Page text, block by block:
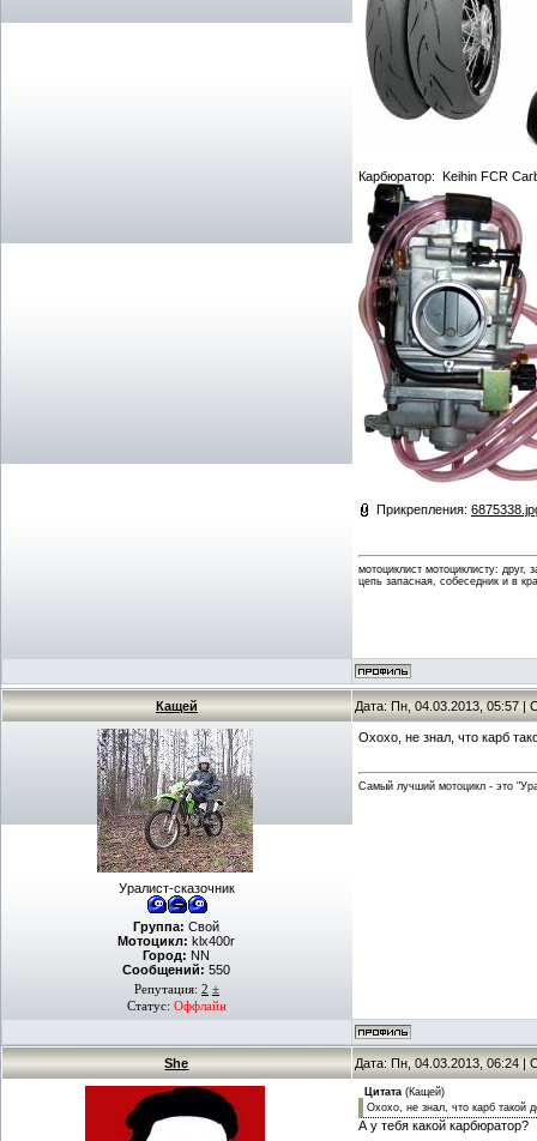
Карбюратор: Keihin FCR
Прикрепления:
мотоциклист мотоциклисту: друг,
цепь запасная, собеседник и в
Кащей Дата: Пн, 04.03.2013, 05:57 |
Уралист-сказочник
Группа: Свой
Мотоцикл: klx400r
Город: NN
Сообщений: 550
Репутация: 2 ±
Статус: Оффлайн
Охохо, не знал, что карб
Самый лучший мотоцикл - это
She Дата: Пн, 04.03.2013, 06:24 |
Цитата (Кащей)
Охохо, не знал, что карб такой
А у тебя какой карбюратор?